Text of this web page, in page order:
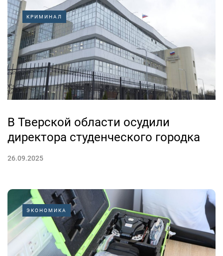
КРИМИНАЛ
В Тверской области осудили
директора студенческого городка
26.09.2025
ЭКОНОМИКА